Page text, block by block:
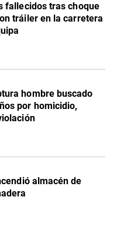
fallecidos tras choque
tráiler en la carretera
hombre buscado
por homicidio,
almacén de